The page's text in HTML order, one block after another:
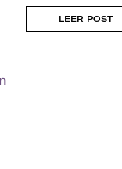
LEER POST